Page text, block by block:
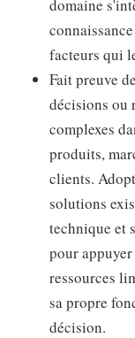
domaine
facteurs qui
Fait preuve
décisions ou
complexes
produits,
clients.
solutions
technique et
pour
ressources
sa propre
décision.